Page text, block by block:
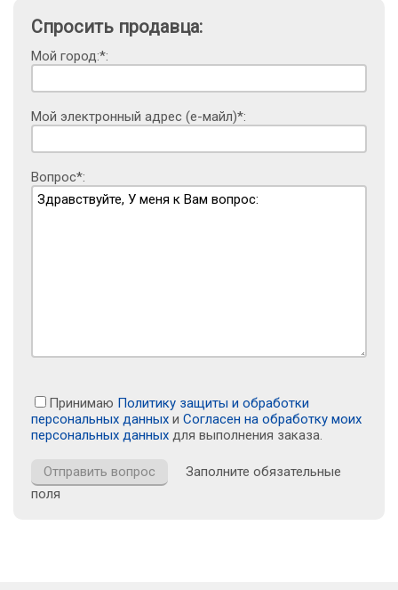
Спросить продавца:
Мой город:*:
Мой электронный адрес (е-майл)*:
Вопрос*:
Принимаю Политику защиты и обработки
персональных данных и Согласен на обработку моих
персональных данных для выполнения заказа.
Заполните обязательные
поля